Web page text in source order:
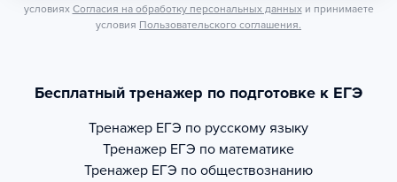
условиях Согласия на обработку персональных данных и принимаете
условия Пользовательского соглашения.
Бесплатный тренажер по подготовке к ЕГЭ
Тренажер ЕГЭ по русскому языку
Тренажер ЕГЭ по математике
Тренажер ЕГЭ по обществознанию